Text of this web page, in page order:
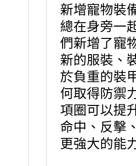
新增寵物裝
總在身旁一
們新增了寵
新的服裝、
於負重的裝
何取得防禦
項圈可以提
命中、反擊
更強大的能